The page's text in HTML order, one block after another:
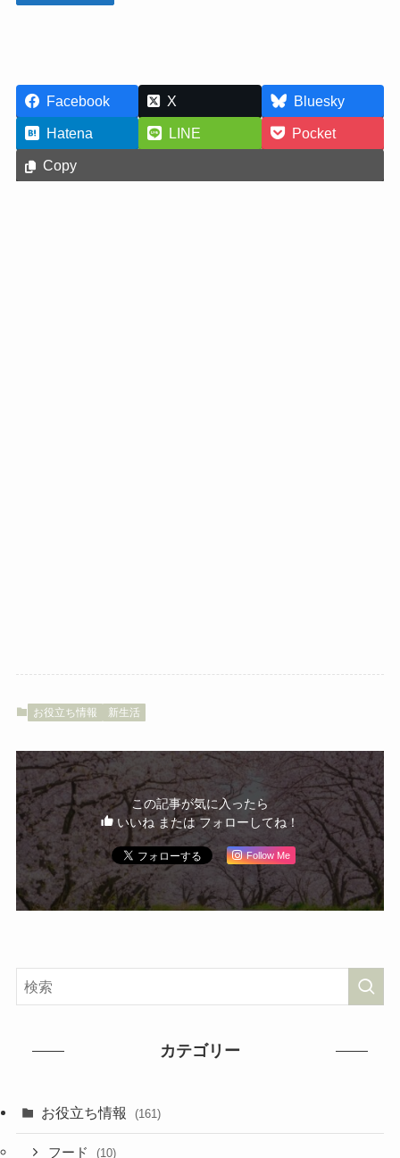
Facebook X
Bluesky
Hatena
LINE
Pocket
Copy
お役立ち情報 新生活
この記事が気に入ったら
いいね または フォローしてね！
Follow Me
カテゴリー
お役立ち情報 (161)
フード (10)